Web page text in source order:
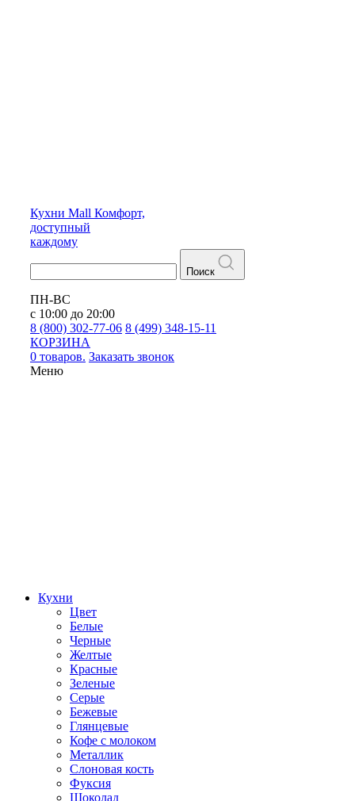
Кухни Mall Комфорт,
доступный
каждому
Поиск
ПН-ВС
с 10:00 до 20:00
8 (800) 302-77-06 8 (499) 348-15-11
КОРЗИНА
0 товаров. Заказать звонок
Меню
Кухни
Цвет
Белые
Черные
Желтые
Красные
Зеленые
Серые
Бежевые
Глянцевые
Кофе с молоком
Металлик
Слоновая кость
Фуксия
Шоколад